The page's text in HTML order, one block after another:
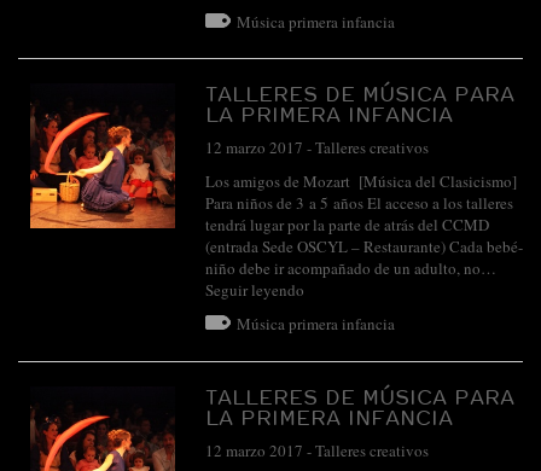
Música primera infancia
TALLERES DE MÚSICA PARA
LA PRIMERA INFANCIA
12 marzo 2017 -Talleres creativos
Los amigos de Mozart [Música del Clasicismo]
Para niños de 3 a 5 años El acceso a los talleres
tendrá lugar por la parte de atrás del CCMD
(entrada Sede OSCYL – Restaurante) Cada bebé-
niño debe ir acompañado de un adulto, no…
Seguir leyendo
Música primera infancia
TALLERES DE MÚSICA PARA
LA PRIMERA INFANCIA
12 marzo 2017 -Talleres creativos